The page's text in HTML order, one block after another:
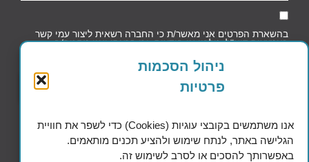
ניהול הסכמות
פרטיות
אנו משתמשים בקובצי עוגיות (Cookies) כדי לשפר את חוויית
הגלישה באתר, לנתח שימוש ולהציע תכנים מותאמים.
באפשרותך להסכים או לסרב לשימוש זה.
בהשארת הפרטים אני מאשר/ת כי החברה רשאית ליצור עמי קשר
באמצעות דוא"ל, טלפון או הודעות, וכי קראתי ואני מסכים/ה